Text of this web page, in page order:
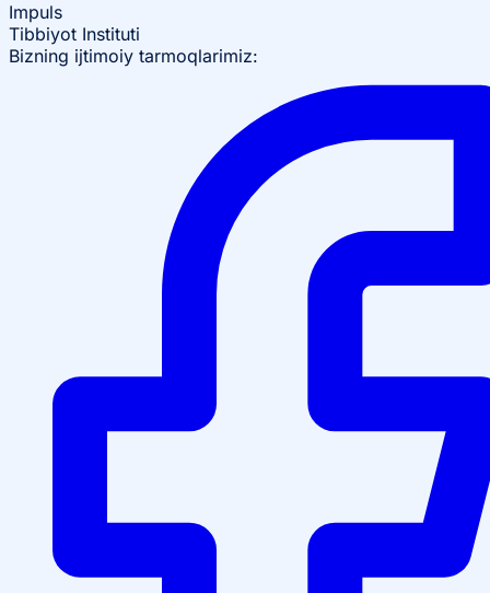
Impuls
Tibbiyot Instituti
Bizning ijtimoiy tarmoqlarimiz: